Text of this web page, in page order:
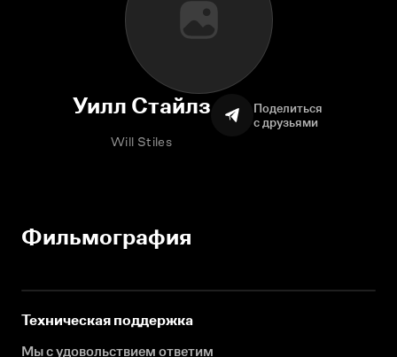
Уилл Стайлз
Will Stiles
Поделиться
с друзьями
Фильмография
Техническая поддержка
Мы с удовольствием ответим